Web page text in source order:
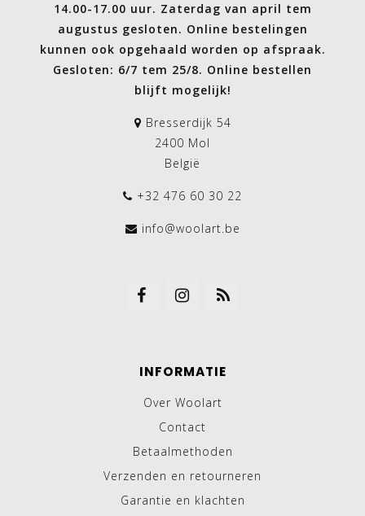
14.00-17.00 uur. Zaterdag van april tem
augustus gesloten. Online bestelingen
kunnen ook opgehaald worden op afspraak.
Gesloten: 6/7 tem 25/8. Online bestellen
blijft mogelijk!
Bresserdijk 54
2400 Mol
België
+32 476 60 30 22
info@woolart.be
INFORMATIE
Over Woolart
Contact
Betaalmethoden
Verzenden en retourneren
Garantie en klachten